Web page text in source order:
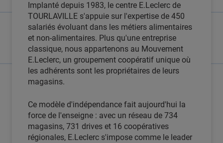
Implanté depuis 1983, le centre E.Leclerc de
TOURLAVILLE s'appuie sur l'expertise de 450
salariés évoluant dans les métiers alimentaires
et non-alimentaires. Plus qu'une entreprise
classique, nous appartenons au Mouvement
E.Leclerc, un groupement coopératif unique où
les adhérents sont les propriétaires de leurs
magasins.
Ce modèle d'indépendance fait aujourd'hui la
force de l'enseigne : avec un réseau de 734
magasins, 731 drives et 16 coopératives
régionales, E.Leclerc s'impose comme le leader